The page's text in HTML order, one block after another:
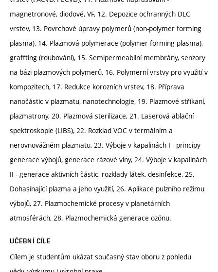
magnetronové, diodové, VF, 12. Depozice ochranných DLC
vrstev, 13. Povrchové úpravy polymerů (non-polymer forming
plasma), 14. Plazmová polymerace (polymer forming plasma),
graffting (roubování), 15. Semipermeabilní membrány, senzory
na bázi plazmových polymerů, 16. Polymerní vrstvy pro využití v
kompozitech, 17. Redukce korozních vrstev, 18. Příprava
nanočástic v plazmatu, nanotechnologie, 19. Plazmové stříkaní,
plazmatrony, 20. Plazmová sterilizace, 21. Laserová ablační
spektroskopie (LIBS), 22. Rozklad VOC v termálním a
nerovnovážném plazmatu, 23. Výboje v kapalinách I - principy
generace výbojů, generace rázové vlny, 24. Výboje v kapalinách
II - generace aktivních částic, rozklady látek, desinfekce, 25.
Dohasínající plazma a jeho využití, 26. Aplikace pulzního režimu
výbojů, 27. Plazmochemické procesy v planetárních
atmosférách, 28. Plazmochemická generace ozónu.
UČEBNÍ CÍLE
Cílem je studentům ukázat současný stav oboru z pohledu